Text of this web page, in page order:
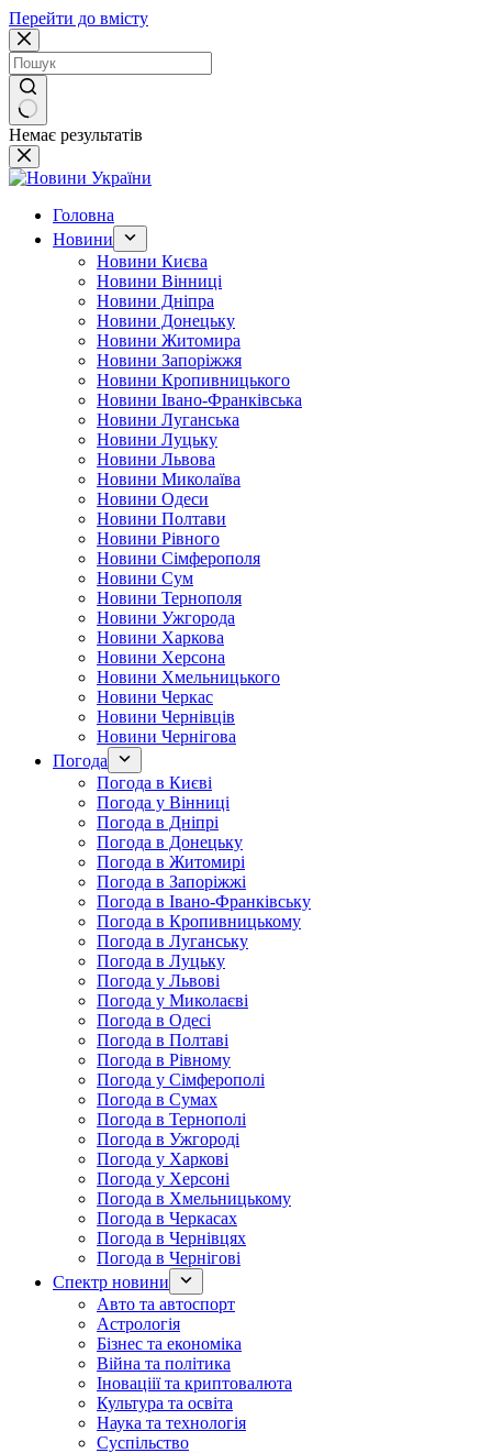
Перейти до вмісту
Немає результатів
Головна
Новини
Новини Києва
Новини Вінниці
Новини Дніпра
Новини Донецьку
Новини Житомира
Новини Запоріжжя
Новини Кропивницького
Новини Івано-Франківська
Новини Луганська
Новини Луцьку
Новини Львова
Новини Миколаїва
Новини Одеси
Новини Полтави
Новини Рівного
Новини Сімферополя
Новини Сум
Новини Тернополя
Новини Ужгорода
Новини Харкова
Новини Херсона
Новини Хмельницького
Новини Черкас
Новини Чернівців
Новини Чернігова
Погода
Погода в Києві
Погода у Вінниці
Погода в Дніпрі
Погода в Донецьку
Погода в Житомирі
Погода в Запоріжжі
Погода в Івано-Франківську
Погода в Кропивницькому
Погода в Луганську
Погода в Луцьку
Погода у Львові
Погода у Миколаєві
Погода в Одесі
Погода в Полтаві
Погода в Рівному
Погода у Сімферополі
Погода в Сумах
Погода в Тернополі
Погода в Ужгороді
Погода у Харкові
Погода у Херсоні
Погода в Хмельницькому
Погода в Черкасах
Погода в Чернівцях
Погода в Чернігові
Спектр новини
Авто та автоспорт
Астрологія
Бізнес та економіка
Війна та політика
Іноваціії та криптовалюта
Культура та освіта
Наука та технологія
Суспільство